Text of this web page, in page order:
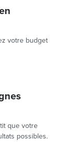
votre budget
que votre
possibles.